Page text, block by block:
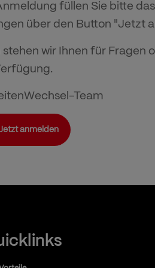
füllen Sie bitte
über den Button "Jetzt
stehen wir Ihnen für
Team
anmelden